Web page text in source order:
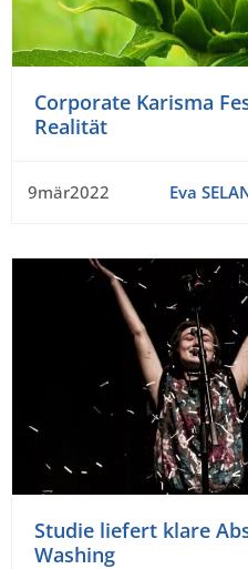
Corporate Karisma
Realität
9mär2022 Eva
Studie liefert klare
Washing